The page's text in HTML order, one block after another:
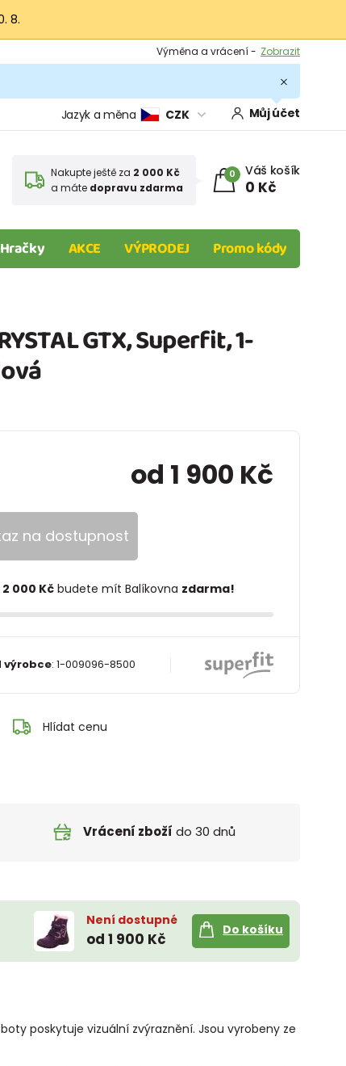
8.
Výměna a vrácení - Zobrazit
Podmínky
Jazyk a měna CZK Můj účet
Nakupte ještě za 2 000 Kč
a máte dopravu zdarma
0 Váš košík
0 Kč
Hračky AKCE VÝPRODEJ Promo kódy
GTX, Superfit, 1-
od 1 900 Kč
na dostupnost
2 000 Kčbudete mít Balíkovna zdarma!
výrobce:1-009096-8500
Hlídat cenu
Vrácení zboží do 30 dnů
Není dostupné
od 1 900 Kč
Do košíku
poskytuje vizuální zvýraznění. Jsou vyrobeny ze